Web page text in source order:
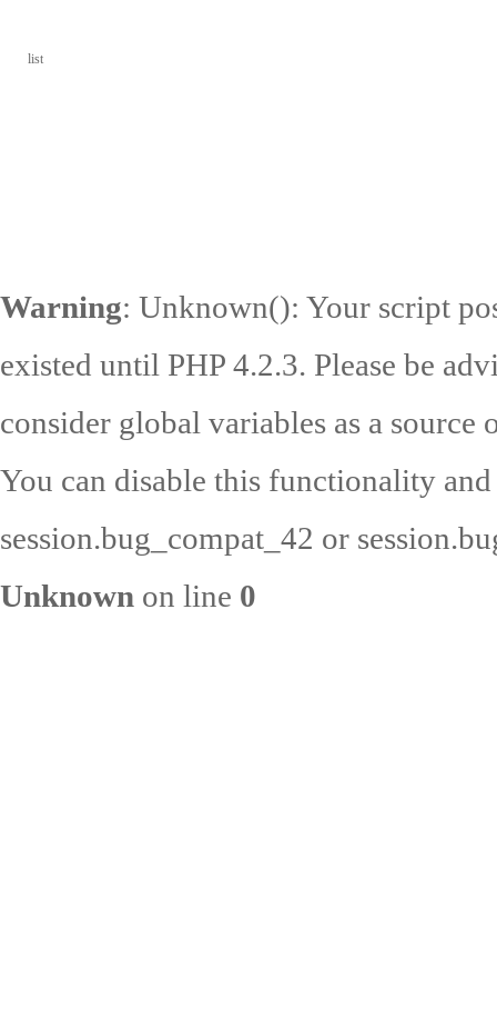
list
Warning: Unknown(): Your script
existed until PHP 4.2.3. Please be
consider global variables as a source
You can disable this functionality
session.bug_compat_42 or
Unknown on line 0